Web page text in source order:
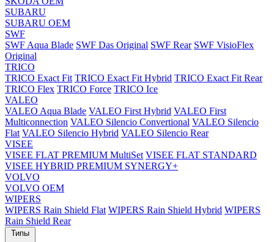
SUBARU
SUBARU OEM
SWF
SWF Aqua Blade SWF Das Original SWF Rear SWF VisioFlex
Original
TRICO
TRICO Exact Fit TRICO Exact Fit Hybrid TRICO Exact Fit Rear
TRICO Flex TRICO Force TRICO Ice
VALEO
VALEO Aqua Blade VALEO First Hybrid VALEO First
Multiconnection VALEO Silencio Convertional VALEO Silencio
Flat VALEO Silencio Hybrid VALEO Silencio Rear
VISEE
VISEE FLAT PREMIUM MultiSet VISEE FLAT STANDARD
VISEE HYBRID PREMIUM SYNERGY+
VOLVO
VOLVO OEM
WIPERS
WIPERS Rain Shield Flat WIPERS Rain Shield Hybrid WIPERS
Rain Shield Rear
Типы